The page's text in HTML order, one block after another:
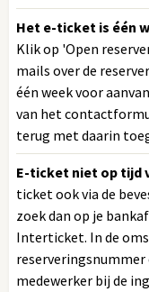
Het e-ticket is één
Klik op 'Open
mails over de
één week voor
van het
terug met daarin
E-ticket niet op tijd
ticket ook via de
zoek dan op je
Interticket. In de
reserveringsnummer
medewerker bij de